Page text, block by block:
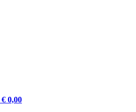
€ 0,00